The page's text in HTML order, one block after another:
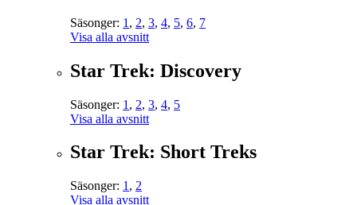
Säsonger: 1 , 2, 3, 4, 5, 6, 7
Visa alla avsnitt
Star Trek: Discovery
Säsonger: 1 , 2, 3, 4, 5
Visa alla avsnitt
Star Trek: Short Treks
Säsonger: 1 , 2
Visa alla avsnitt